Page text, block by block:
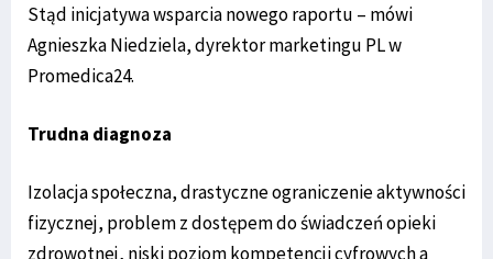
Stąd inicjatywa wsparcia nowego raportu – mówi
Agnieszka Niedziela, dyrektor marketingu PL w
Promedica24.
Trudna diagnoza
Izolacja społeczna, drastyczne ograniczenie aktywności
fizycznej, problem z dostępem do świadczeń opieki
zdrowotnej, niski poziom kompetencji cyfrowych a